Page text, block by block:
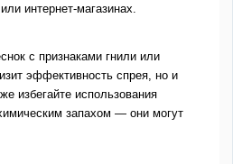
интернет-магазинах.
с признаками гнили или
эффективность спрея, но и
избегайте использования
запахом — они могут